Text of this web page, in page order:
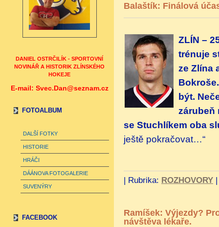
DANIEL OSTRČILÍK - SPORTOVNÍ
NOVINÁŘ A HISTORIK ZLÍNSKÉHO
HOKEJE
E-mail: Svec.Dan@seznam.cz
FOTOALBUM
DALŠÍ FOTKY
HISTORIE
HRÁČI
DÁÁNOVA FOTOGALERIE
SUVENÝRY
FACEBOOK
Balaštík: Finálová
ZLÍN –
trénuje
ze Zlína
být.
zárubeň
se Stuchlíkem oba
ještě pokračovat…“
| Rubrika: ROZHOVORY
Ramíšek: Výjezdy?
návštěva lékaře.